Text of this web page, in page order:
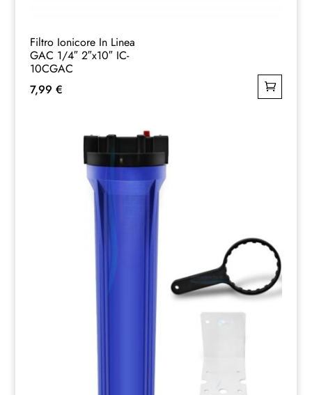
Filtro Ionicore In Linea
GAC 1/4″ 2″x10″ IC-
10CGAC
7,99 €